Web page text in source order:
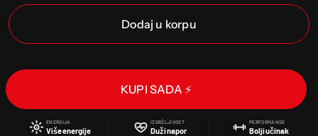
Dodaj u korpu
KUPI SADA ⚡
ENERGIJA
Više energije
IZDRŽLJIVOST
Duži napor
PERFORMANSE
Bolji učinak